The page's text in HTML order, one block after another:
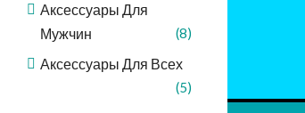
Аксессуары Для
Мужчин
(8)
Аксессуары Для Всех
(5)